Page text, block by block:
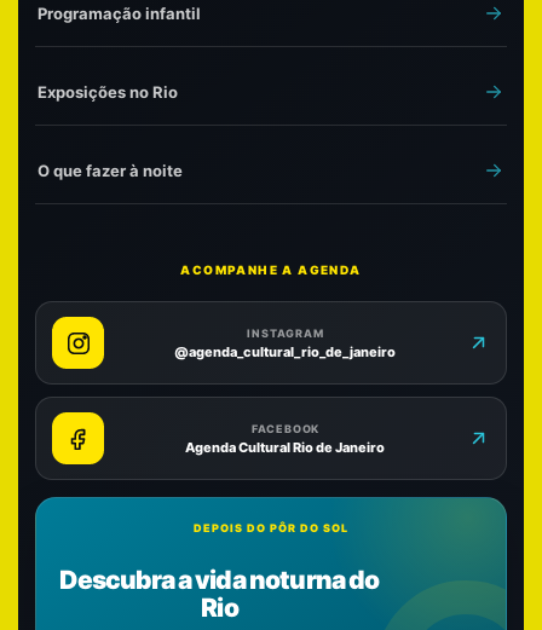
Programação infantil
Exposições no Rio
O que fazer à noite
ACOMPANHE A AGENDA
INSTAGRAM
@agenda_cultural_rio_de_janeiro
FACEBOOK
Agenda Cultural Rio de Janeiro
DEPOIS DO PÔR DO SOL
Descubra a vida noturna do
Rio